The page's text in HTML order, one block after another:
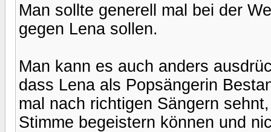
Man sollte generell mal bei der
gegen Lena sollen.
Man kann es auch anders
dass Lena als Popsängerin
mal nach richtigen Sängern
Stimme begeistern können und